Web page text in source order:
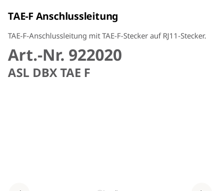
TAE-F Anschlussleitung
TAE-F-Anschlussleitung mit TAE-F-Stecker auf RJ11-Stecker.
Art.-Nr. 922020
ASL DBX TAE F